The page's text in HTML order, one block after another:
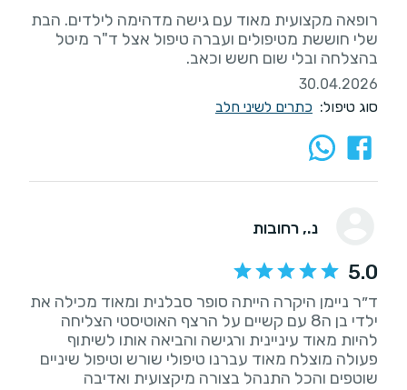
רופאה מקצועית מאוד עם גישה מדהימה לילדים. הבת
שלי חוששת מטיפולים ועברה טיפול אצל ד"ר מיטל
בהצלחה ובלי שום חשש וכאב.
30.04.2026
סוג טיפול: כתרים לשיני חלב
נ., רחובות
5.0
ד״ר ניימן היקרה הייתה סופר סבלנית ומאוד מכילה את
ילדי בן ה8 עם קשיים על הרצף האוטיסטי הצליחה
להיות מאוד עיניינית ורגישה והביאה אותו לשיתוף
פעולה מוצלח מאוד עברנו טיפולי שורש וטיפול שיניים
שוטפים והכל התנהל בצורה מיקצועית ואדיבה